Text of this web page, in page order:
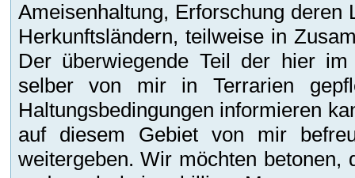
Ameisenhaltung, Erforschung deren
Herkunftsländern, teilweise in
Der überwiegende Teil der hier
selber von mir in Terrarien
Haltungsbedingungen informieren
auf diesem Gebiet von mir
weitergeben. Wir möchten